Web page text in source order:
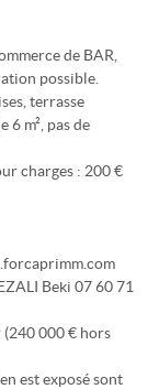
de BAR,
possible.
terrasse
6 m², pas de
charges : 200 €
Beki 07 60 71
000 € hors
est exposé sont